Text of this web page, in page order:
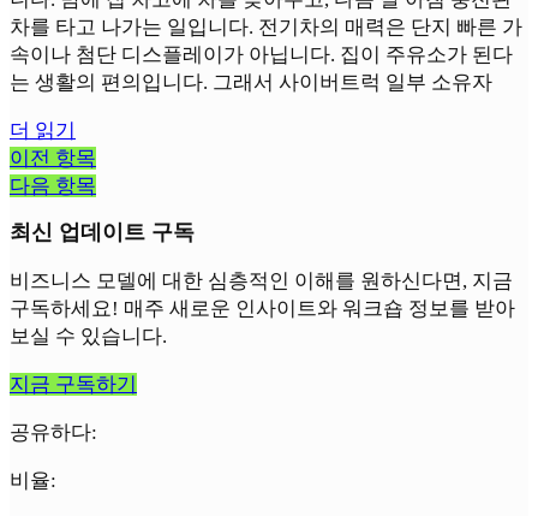
차를 타고 나가는 일입니다. 전기차의 매력은 단지 빠른 가
속이나 첨단 디스플레이가 아닙니다. 집이 주유소가 된다
는 생활의 편의입니다. 그래서 사이버트럭 일부 소유자
더 읽기
이전 항목
다음 항목
최신 업데이트 구독
비즈니스 모델에 대한 심층적인 이해를 원하신다면, 지금
구독하세요! 매주 새로운 인사이트와 워크숍 정보를 받아
보실 수 있습니다.
지금 구독하기
공유하다:
비율: